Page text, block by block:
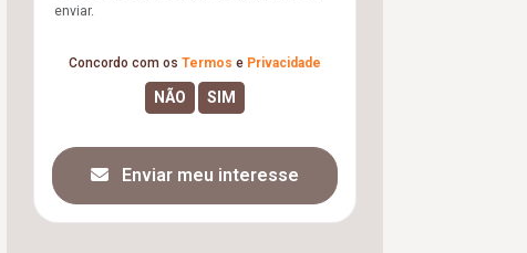
enviar.
Concordo com os Termos e Privacidade
Enviar meu interesse